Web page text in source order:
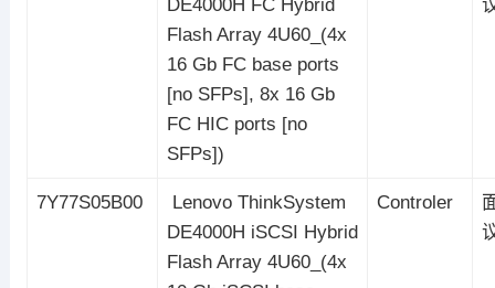
DE4000H FC Hybrid
Flash Array 4U60_(4x
16 Gb FC base ports
[no SFPs], 8x 16 Gb
FC HIC ports [no
SFPs])
7Y77S05B00
Lenovo ThinkSystem
DE4000H iSCSI Hybrid
Flash Array 4U60_(4x
Controler